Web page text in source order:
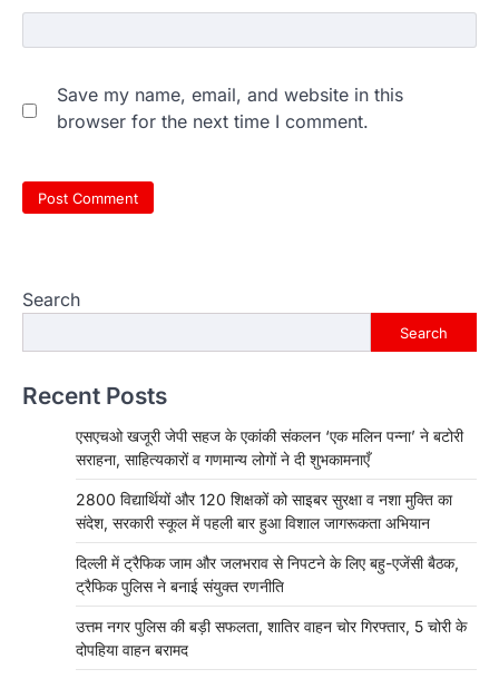
Save my name, email, and website in this
browser for the next time I comment.
Search
Search
Recent Posts
एसएचओ खजूरी जेपी सहज के एकांकी संकलन ‘एक मलिन पन्ना’ ने बटोरी
सराहना, साहित्यकारों व गणमान्य लोगों ने दी शुभकामनाएँ
2800 विद्यार्थियों और 120 शिक्षकों को साइबर सुरक्षा व नशा मुक्ति का
संदेश, सरकारी स्कूल में पहली बार हुआ विशाल जागरूकता अभियान
दिल्ली में ट्रैफिक जाम और जलभराव से निपटने के लिए बहु-एजेंसी बैठक,
ट्रैफिक पुलिस ने बनाई संयुक्त रणनीति
उत्तम नगर पुलिस की बड़ी सफलता, शातिर वाहन चोर गिरफ्तार, 5 चोरी के
दोपहिया वाहन बरामद